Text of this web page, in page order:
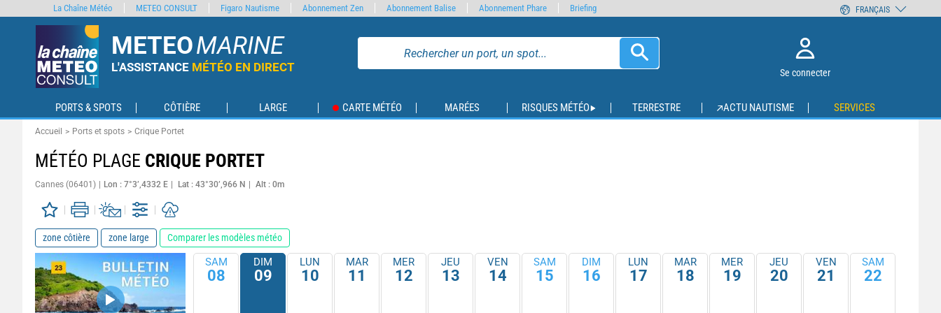
METEOMARINE
L'ASSISTANCE MÉTÉO EN DIRECT Se connecter
PORTS & SPOTS CÔTIÈRE LARGE CARTE MÉTÉO MARÉES RISQUES MÉTÉO TERRESTRE ACTU NAUTISME SERVICES
Accueil Ports et spots Crique Portet
MÉTÉO PLAGE CRIQUE PORTET
Cannes (06401) Lon : 7°3’,4332 E Lat : 43°30’,966 N Alt : 0m
zone côtière zone large Comparer les modèles météo
SAM
08
DIM
09
LUN
10
MAR
11
MER
12
JEU
13
VEN
14
SAM
15
DIM
16
LUN
17
MAR
18
MER
19
JEU
20
VEN
21
SAM
22
La Chaîne Météo METEO CONSULT Figaro Nautisme Abonnement Zen Abonnement Balise Abonnement Phare Briefing FRANÇAIS